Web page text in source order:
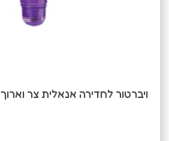
ויברטור לחדירה אנאלית צר וארוך Exotic Diamond